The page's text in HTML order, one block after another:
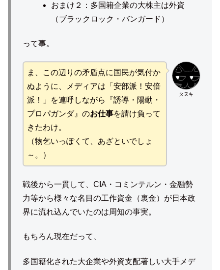
おまけ２：多国籍企業の大株主は外資
（ブラックロック・バンガード）
って事。
タヌキ
ま、この辺りの矛盾点に国民が気付か
ぬように、メディアは「安部派！安倍
派！」を連呼しながら『誘導・陽動・
プロパガンダ』のお仕事を請け負って
きたわけ。
（物乞いっぽくて、あざといでしょ
～。）
戦後から一貫して、CIA・コミンテルン・金融勢
力等から様々な名目の工作資金（裏金）が日本政
界に流れ込んでいたのは周知の事実。
もちろん現在だって、
多国籍化された大企業や外資支配著しい大手メデ